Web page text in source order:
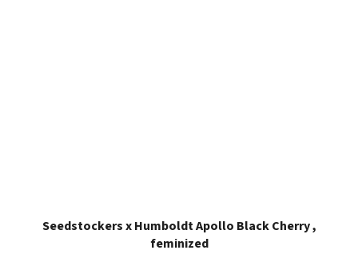
Seedstockers x Humboldt Apollo Black Cherry ,
feminized